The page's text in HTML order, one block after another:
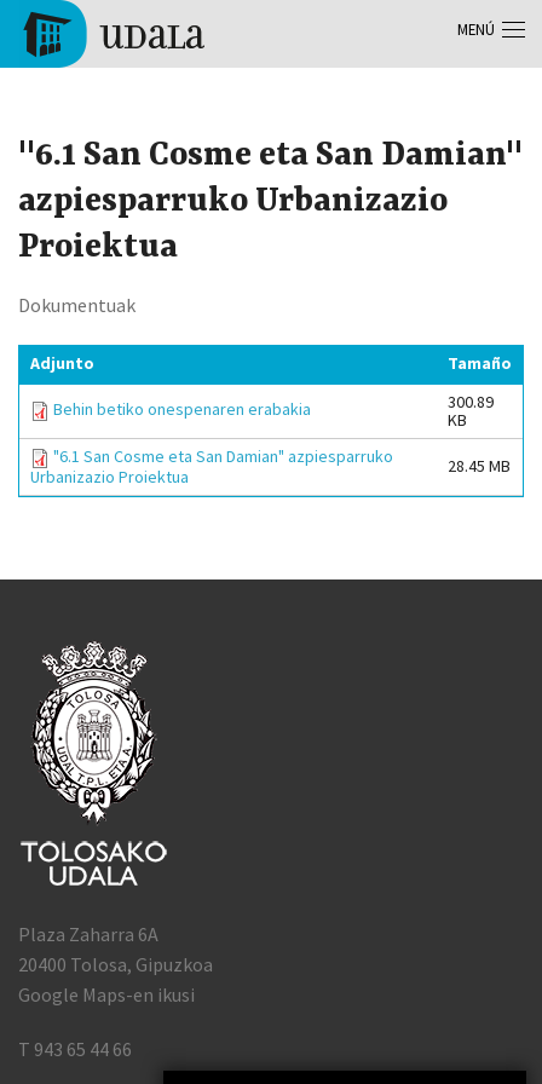
Pasar al contenido principal
"6.1 San Cosme eta San Damian"
azpiesparruko Urbanizazio
Proiektua
Dokumentuak
Adjunto Tamaño
Behin betiko onespenaren erabakia
300.89
KB
"6.1 San Cosme eta San Damian" azpiesparruko
Urbanizazio Proiektua
28.45 MB
Plaza Zaharra 6A
20400 Tolosa, Gipuzkoa
Google Maps-en ikusi
T 943 65 44 66
MENÚ